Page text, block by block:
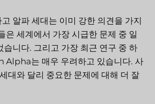
알파 세대는 이미 강한 의견을 가지
은 세계에서 가장 시급한 문제 중 일
습니다. 그리고 가장 최근 연구 중 하
Alpha는 매우 우려하고 있습니다. 사
대와 달리 중요한 문제에 대해 더 잘